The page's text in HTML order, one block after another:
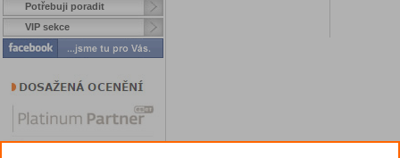
Potřebuji poradit
VIP sekce